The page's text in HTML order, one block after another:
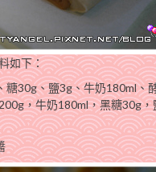
如下：
30g、鹽3g、牛奶180ml、
，牛奶180ml，黑糖30g